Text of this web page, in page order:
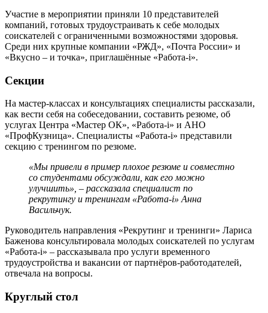
Участие в мероприятии приняли 10 представителей
компаний, готовых трудоустраивать к себе молодых
соискателей с ограниченными возможностями здоровья.
Среди них крупные компании «РЖД», «Почта России» и
«Вкусно – и точка», приглашённые «Работа-i».
Секции
На мастер-классах и консультациях специалисты рассказали,
как вести себя на собеседовании, составить резюме, об
услугах Центра «Мастер ОК», «Работа-i» и АНО
«ПрофКузница». Специалисты «Работа-i» представили
секцию с тренингом по резюме.
«Мы привели в пример плохое резюме и совместно
со студентами обсуждали, как его можно
улучшить», – рассказала специалист по
рекрутингу и тренингам «Работа-i» Анна
Васильчук.
Руководитель направления «Рекрутинг и тренинги» Лариса
Баженова консультировала молодых соискателей по услугам
«Работа-i» – рассказывала про услуги временного
трудоустройства и вакансии от партнёров-работодателей,
отвечала на вопросы.
Круглый стол